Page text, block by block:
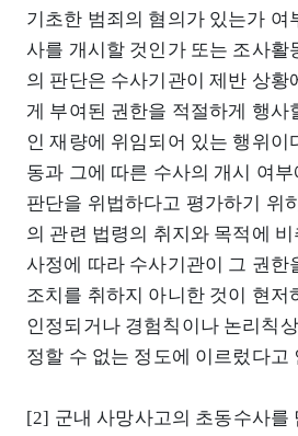
기초한 범죄의 혐의가 있는가 여
사를 개시할 것인가 또는 조사활
의 판단은 수사기관이 제반 상황
게 부여된 권한을 적절하게 행사
인 재량에 위임되어 있는 행위이
동과 그에 따른 수사의 개시 여
판단을 위법하다고 평가하기 위
의 관련 법령의 취지와 목적에
사정에 따라 수사기관이 그 권한
조치를 취하지 아니한 것이 현저
인정되거나 경험칙이나 논리칙
정할 수 없는 정도에 이르렀다고
[2] 군내 사망사고의 초동수사를